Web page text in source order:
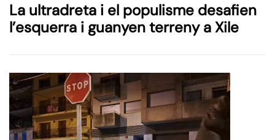
La ultradreta i el populisme desafien
l’esquerra i guanyen terreny a Xile